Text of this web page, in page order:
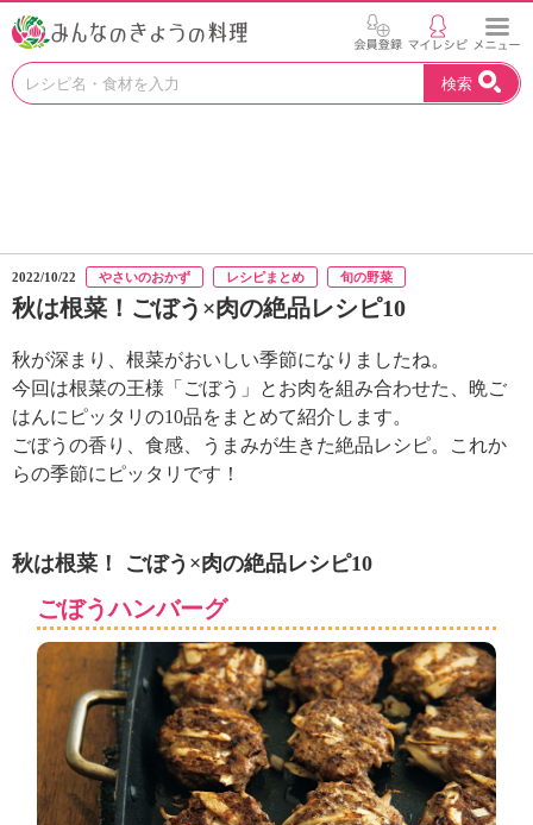
お
つ
け
う
。
N
H
ケ
ョ
ナ
ル
「
み
ん
の
検索
2022/10/22 やさいのおかず レシピまとめ 旬の野菜
秋は根菜！ごぼう×肉の絶品レシピ10
秋が深まり、根菜がおいしい季節になりましたね。
今回は根菜の王様「ごぼう」とお肉を組み合わせた、晩ご
はんにピッタリの10品をまとめて紹介します。
ごぼうの香り、食感、うまみが生きた絶品レシピ。これか
らの季節にピッタリです！
秋は根菜！ ごぼう×肉の絶品レシピ10
ごぼうハンバーグ